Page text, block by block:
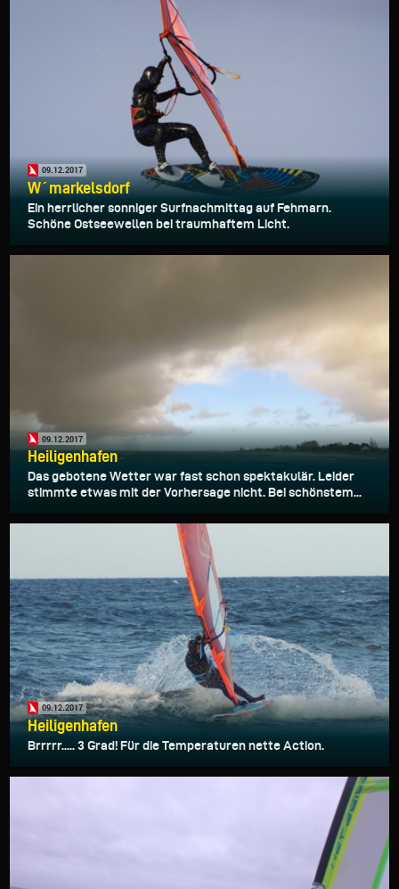
09.12.2017
W´markelsdorf
Ein herrlicher sonniger Surfnachmittag auf Fehmarn.
Schöne Ostseewellen bei traumhaftem Licht.
09.12.2017
Heiligenhafen
Das gebotene Wetter war fast schon spektakulär. Leider
stimmte etwas mit der Vorhersage nicht. Bei schönstem...
09.12.2017
Heiligenhafen
Brrrrr..... 3 Grad! Für die Temperaturen nette Action.